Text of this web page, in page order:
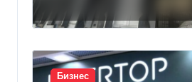
Бизнес